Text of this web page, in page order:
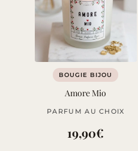
BOUGIE BIJOU
Amore Mio
PARFUM AU CHOIX
19,90€